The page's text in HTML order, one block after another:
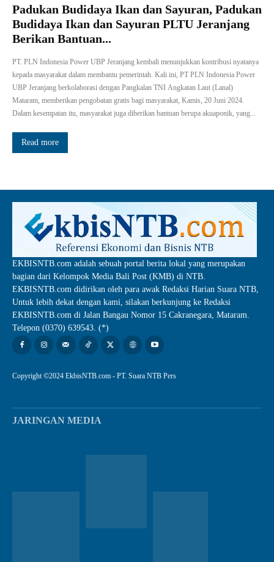
Padukan Budidaya Ikan dan Sayuran, Padukan
Budidaya Ikan dan Sayuran PLTU Jeranjang
Berikan Bantuan...
PT. PLN Indonesia Power UBP Jeranjang kembali menunjukkan kontribusi nyatanya
kepada masyarakat dalam membantu pemerintah. Kali ini, PT PLN Indonesia Power
UBP Jeranjang berkolaborasi dengan Pangkalan TNI Angkatan Laut (Lanal)
Mataram, memberikan pengobatan gratis bagi masyarakat, Kamis, 20 Juni 2024.
Dalam kesempatan itu, masyarakat juga diberikan bantuan berupa akuaponik, yang...
Read more
EKBISNTB.com adalah sebuah portal berita lokal yang merupakan
bagian dari Kelompok Media Bali Post (KMB) di NTB.
EKBISNTB.com didirikan oleh para awak Redaksi Harian Suara NTB,
Untuk lebih dekat dengan kami, silakan berkunjung ke Redaksi
EKBISNTB.com di Jalan Bangau Nomor 15 Cakranegara, Mataram.
Telepon (0370) 639543. (*)
Copyright ©2024 EkbisNTB.com - PT. Suara NTB Pers
JARINGAN MEDIA